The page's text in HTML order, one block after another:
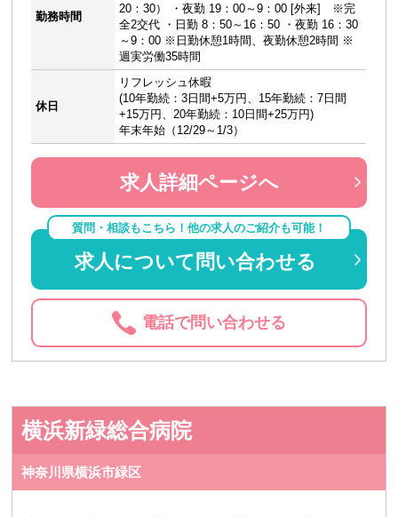
勤務時間
20：30） ・夜勤 19：00～9：00 [外来] ※完
全2交代 ・日勤 8：50～16：50 ・夜勤 16：30
～9：00 ※日勤休憩1時間、夜勤休憩2時間 ※
週実労働35時間
休日
リフレッシュ休暇
(10年勤続：3日間+5万円、15年勤続：7日間
+15万円、20年勤続：10日間+25万円)
年末年始（12/29～1/3）
求人詳細ページへ
質問・相談もこちら！他の求人のご紹介も可能！
求人について問い合わせる
電話で問い合わせる
横浜新緑総合病院
神奈川県横浜市緑区